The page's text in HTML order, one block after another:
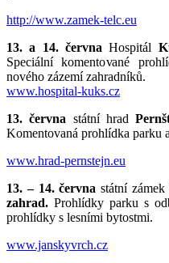
http://www.zamek-telc.eu
13. a 14. červnaHospitál
Speciální komentované
nového zázemí zahradníků.
www.hospital-kuks.cz
13. června státní hrad
Komentovaná prohlídka parku
www.hrad-pernstejn.eu
13. – 14. červnastátní zámek
zahrad. Prohlídky parku s
prohlídky s lesními bytostmi.
www.janskyvrch.cz